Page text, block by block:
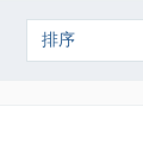
排序